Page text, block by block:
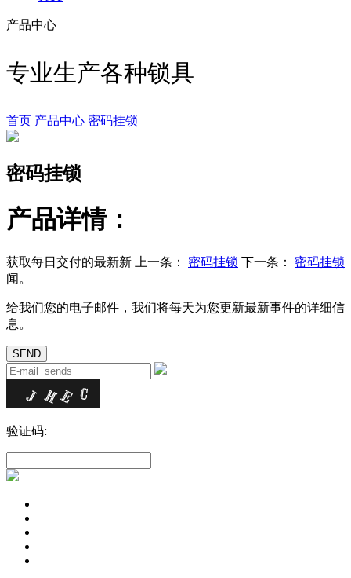
产品中心
专业生产各种锁具
首页 产品中心 密码挂锁
密码挂锁
产品详情：
上一条： 密码挂锁 下一条： 密码挂锁
获取每日交付的最新新
闻。
给我们您的电子邮件，我们将每天为您更新最新事件的详细信
息。
验证码: